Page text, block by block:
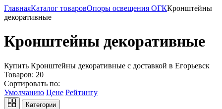
ГлавнаяКаталог товаровОпоры освещения ОГККронштейны
декоративные
Кронштейны декоративные
Купить Кронштейны декоративные с доставкой в Егорьевск
Товаров: 20
Сортировать по:
Умолчанию Цене Рейтингу
Категории